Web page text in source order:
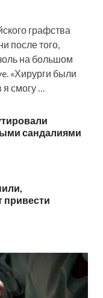
графства
после того,
на большом
«Хирурги были
смогу …
сандалиями
привести